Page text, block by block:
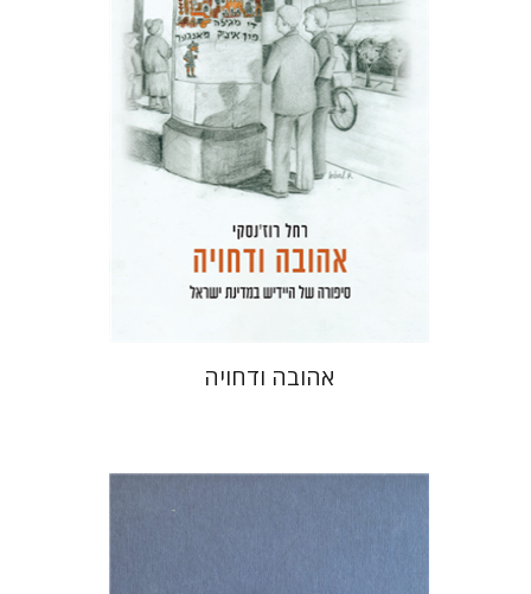
הנחת אתר ספר מודפס
$46
אהובה ודחויה